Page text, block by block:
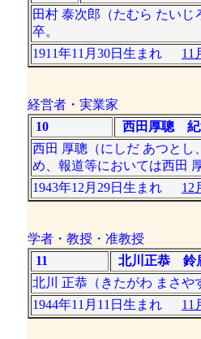
田村 泰次郎（たむら たいじ
卒。
1911年11月30日生まれ 11
経営者・実業家
10
西田厚聰 紀
西田 厚聰（にしだ あつとし
め、報道等においては西田
1943年12月29日生まれ 12
学者・教授・准教授
11
北川正恭 鈴
北川 正恭（きたがわ まさや
1944年11月11日生まれ 11